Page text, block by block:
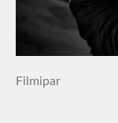
Filmipar